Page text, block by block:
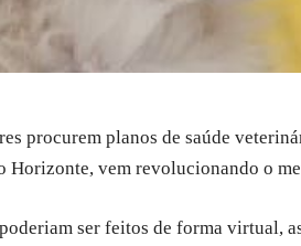
procurem planos de saúde
Horizonte, vem revolucionando o
ser feitos de forma virtual,